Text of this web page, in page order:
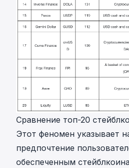
Сравнение топ-20
Этот феномен указывает
предпочтение
обеспеченным